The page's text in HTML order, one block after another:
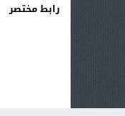
رابط مختصر